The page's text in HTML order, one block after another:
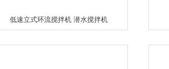
低速立式环流搅拌机 潜水搅拌机